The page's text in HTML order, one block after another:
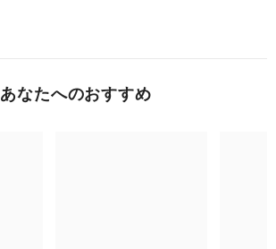
あなたへのおすすめ